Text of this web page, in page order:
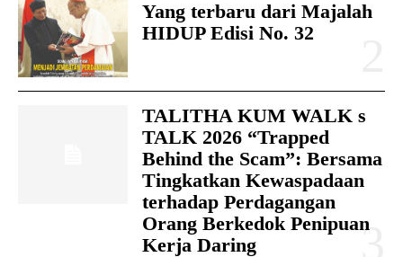
Yang terbaru dari Majalah
HIDUP Edisi No. 32
TALITHA KUM WALK s
TALK 2026 “Trapped
Behind the Scam”: Bersama
Tingkatkan Kewaspadaan
terhadap Perdagangan
Orang Berkedok Penipuan
Kerja Daring